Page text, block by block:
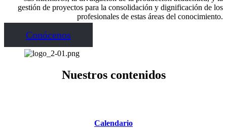
gestión de proyectos para la consolidación y dignificación de los
profesionales de estas áreas del conocimiento.
Conócenos
Nuestros contenidos
Calendario